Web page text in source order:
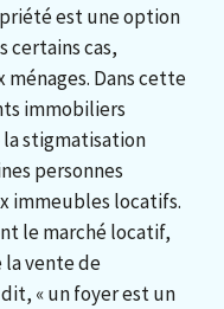
est une option
certains cas,
Dans cette
immobiliers
stigmatisation
personnes
immeubles locatifs.
le marché locatif,
vente de
« un foyer est un